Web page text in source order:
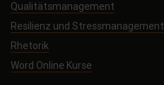
Qualitätsmanagement
Resilienz und Stressmanagement
Rhetorik
Word Online Kurse